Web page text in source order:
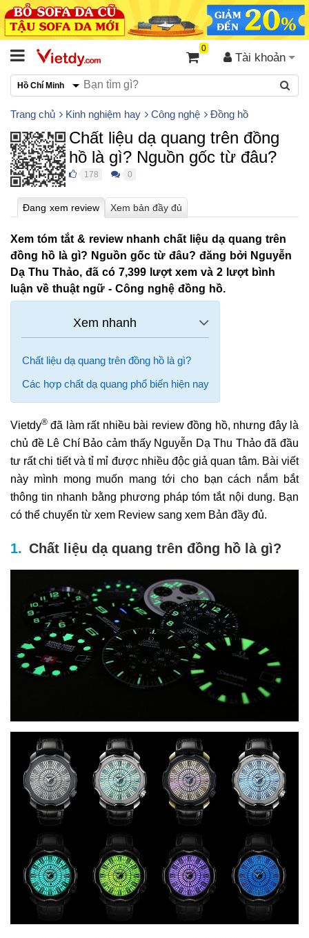
Tài khoản
0
Hồ Chí Minh
Trang chủ Kinh nghiệm hay Công nghệ Đồng hồ
Chất liệu dạ quang trên đồng
hồ là gì? Nguồn gốc từ đâu?
178 0
Xem tóm tắt & review nhanh chất liệu dạ quang trên
đồng hồ là gì? Nguồn gốc từ đâu? đăng bởi Nguyễn
Dạ Thu Thảo, đã có 7,399 lượt xem và 2 lượt bình
luận về thuật ngữ - Công nghệ đồng hồ.
Chất liệu dạ quang trên đồng hồ là gì?
Các hợp chất dạ quang phổ biến hiện nay
Vietdy® đã làm rất nhiều bài review đồng hồ, nhưng đây là
chủ đề Lê Chí Bảo cảm thấy Nguyễn Dạ Thu Thảo đã đầu
tư rất chi tiết và tỉ mỉ được nhiều độc giả quan tâm. Bài viết
này mình mong muốn mang tới cho bạn cách nắm bắt
thông tin nhanh bằng phương pháp tóm tắt nội dung. Bạn
có thể chuyển từ xem Review sang xem Bản đầy đủ.
Chất liệu dạ quang trên đồng hồ là gì?